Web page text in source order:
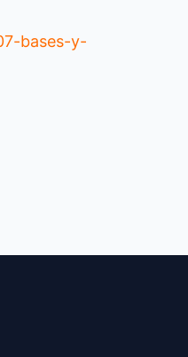
bases-y-